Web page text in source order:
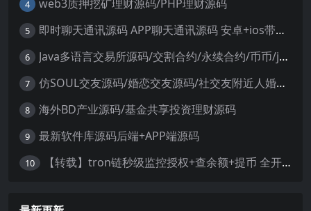
4 web3质押挖矿理财源码/PHP理财源码
5 即时聊天通讯源码 APP聊天通讯源码 安卓+ios带后端源码控制
6 Java多语言交易所源码/交割合约/永续合约/币币/java服务端
7 仿SOUL交友源码/婚恋交友源码/社交友附近人婚恋约仿陌陌APP源码系统
8 海外BD产业源码/基金共享投资理财源码
9 最新软件库源码后端+APP端源码
10 【转载】tron链秒级监控授权+查余额+提币 全开源带视频教程文字教程